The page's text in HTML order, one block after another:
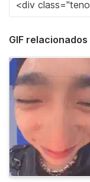
GIF relacionados